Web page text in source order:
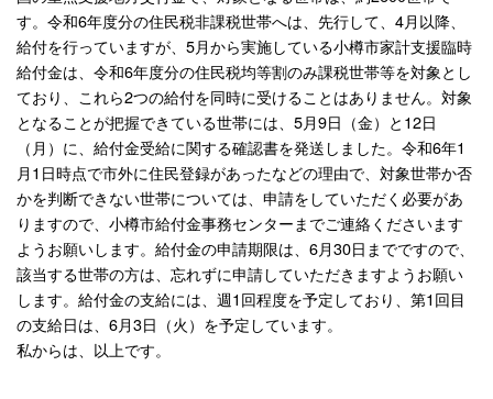
す。令和6年度分の住民税非課税世帯へは、先行して、4月以降、
給付を行っていますが、5月から実施している小樽市家計支援臨時
給付金は、令和6年度分の住民税均等割のみ課税世帯等を対象とし
ており、これら2つの給付を同時に受けることはありません。対象
となることが把握できている世帯には、5月9日（金）と12日
（月）に、給付金受給に関する確認書を発送しました。令和6年1
月1日時点で市外に住民登録があったなどの理由で、対象世帯か否
かを判断できない世帯については、申請をしていただく必要があ
りますので、小樽市給付金事務センターまでご連絡くださいます
ようお願いします。給付金の申請期限は、6月30日までですので、
該当する世帯の方は、忘れずに申請していただきますようお願い
します。給付金の支給には、週1回程度を予定しており、第1回目
の支給日は、6月3日（火）を予定しています。
私からは、以上です。